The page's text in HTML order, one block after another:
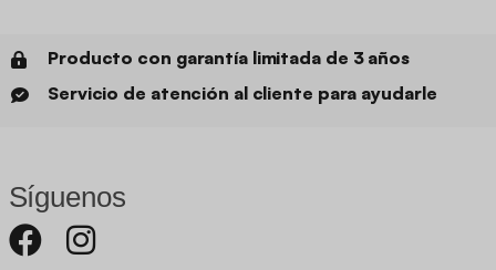
Producto con garantía limitada de 3 años
Servicio de atención al cliente para ayudarle
Síguenos